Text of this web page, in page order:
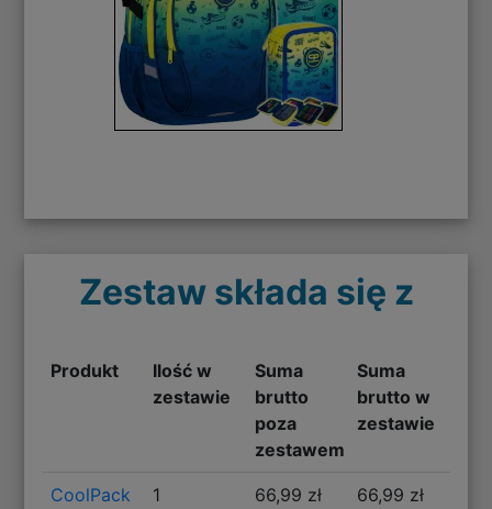
Zestaw składa się z
Produkt
Ilość w
zestawie
Suma
brutto
poza
zestawem
Suma
brutto w
zestawie
CoolPack 1 66,99 zł 66,99 zł